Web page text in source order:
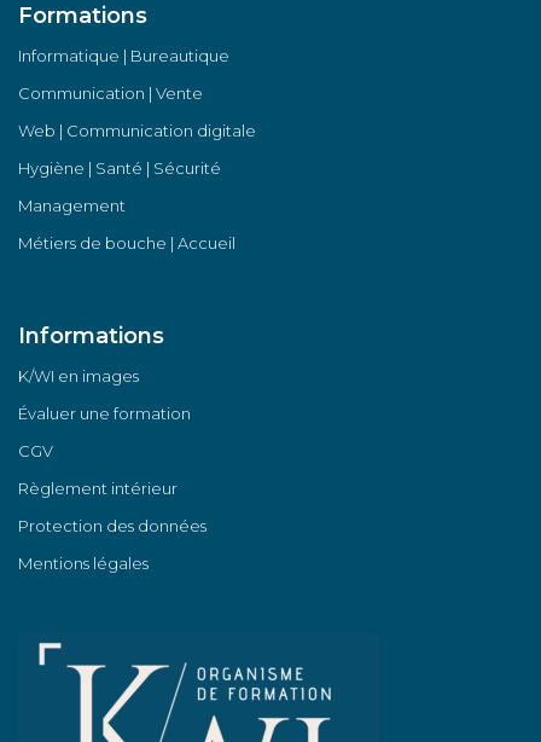
Formations
Informatique | Bureautique
Communication | Vente
Web | Communication digitale
Hygiène | Santé | Sécurité
Management
Métiers de bouche | Accueil
Informations
K/WI en images
Évaluer une formation
CGV
Règlement intérieur
Protection des données
Mentions légales